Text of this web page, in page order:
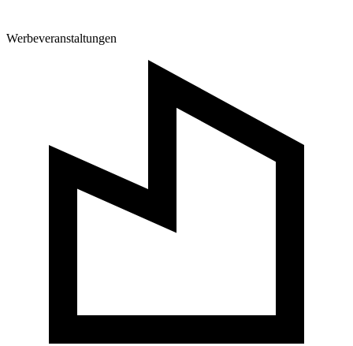
Werbeveranstaltungen